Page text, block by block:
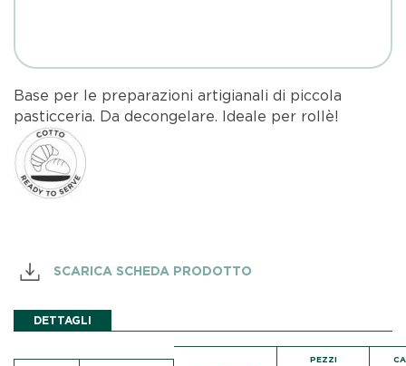
Base per le preparazioni artigianali di piccola
pasticceria. Da decongelare. Ideale per rollè!
SCARICA SCHEDA PRODOTTO
DETTAGLI
PEZZI